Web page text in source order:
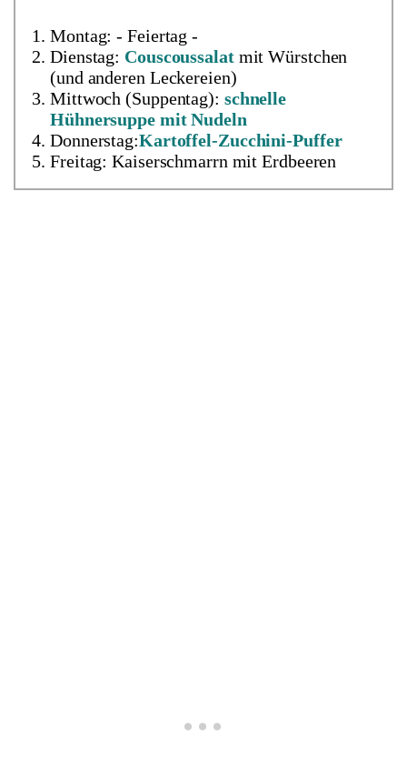
Montag: - Feiertag -
Dienstag: Couscoussalatmit Würstchen
(und anderen Leckereien)
Mittwoch (Suppentag): schnelle
Hühnersuppe mit Nudeln
Donnerstag:Kartoffel-Zucchini-Puffer
Freitag: Kaiserschmarrn mit Erdbeeren